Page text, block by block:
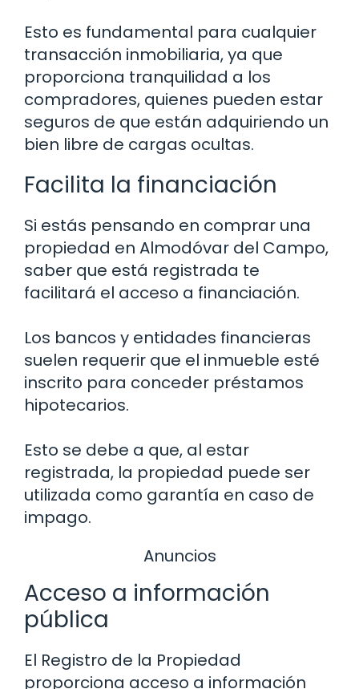
Esto es fundamental para cualquier
transacción inmobiliaria, ya que
proporciona tranquilidad a los
compradores, quienes pueden estar
seguros de que están adquiriendo un
bien libre de cargas ocultas.
Facilita la financiación
Si estás pensando en comprar una
propiedad en Almodóvar del Campo,
saber que está registrada te
facilitará el acceso a financiación.
Los bancos y entidades financieras
suelen requerir que el inmueble esté
inscrito para conceder préstamos
hipotecarios.
Esto se debe a que, al estar
registrada, la propiedad puede ser
utilizada como garantía en caso de
impago.
Anuncios
Acceso a información
pública
El Registro de la Propiedad
proporciona acceso a información